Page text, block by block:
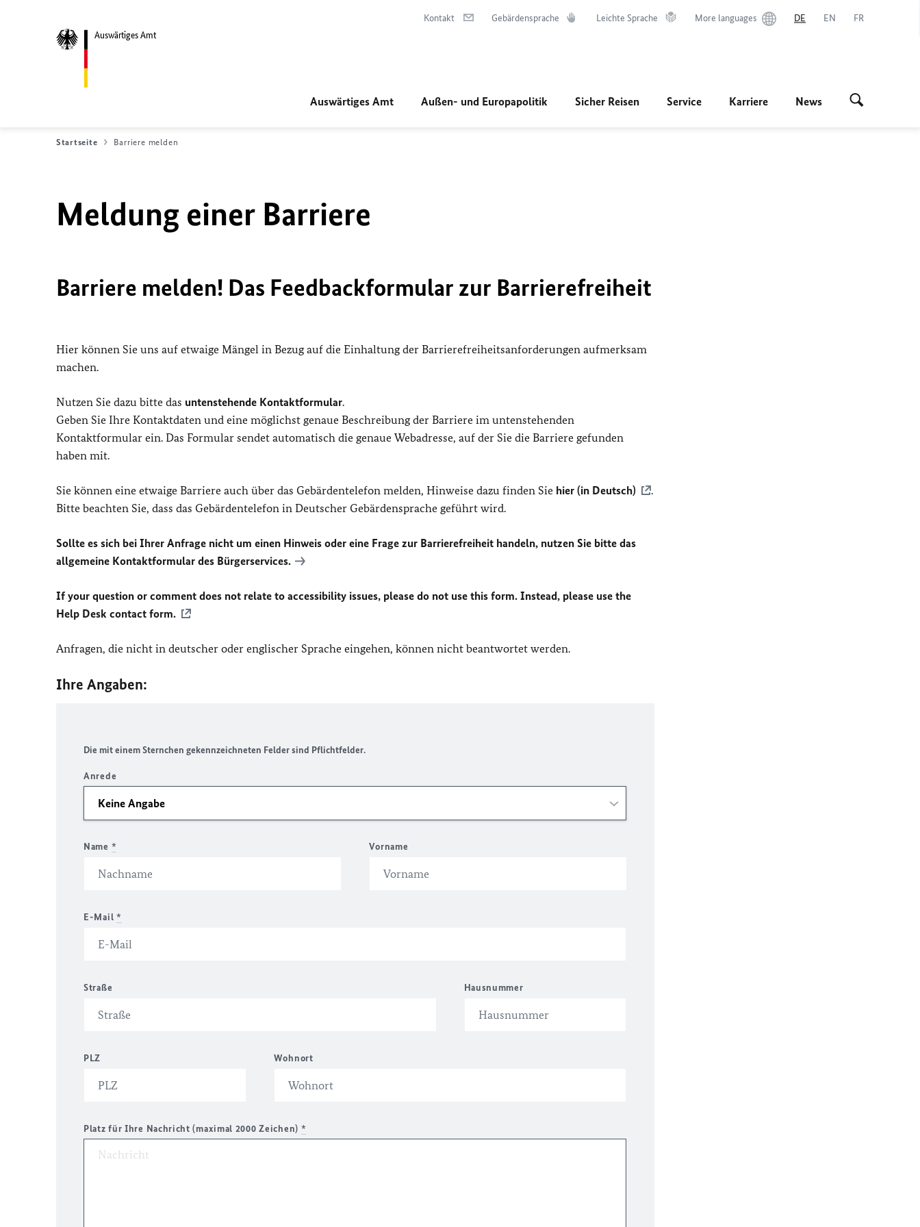
Auswärtiges Amt
Kontakt Gebärdensprache Leichte Sprache More languages DE EN FR
Auswärtiges Amt Außen- und Europapolitik Sicher Reisen Service Karriere News
Startseite Barriere melden
Meldung einer Barriere
Barriere melden! Das Feedbackformular zur Barrierefreiheit
Hier können Sie uns auf etwaige Mängel in Bezug auf die Einhaltung der Barrierefreiheitsanforderungen aufmerksam
machen.
Nutzen Sie dazu bitte das untenstehende Kontaktformular.
Geben Sie Ihre Kontaktdaten und eine möglichst genaue Beschreibung der Barriere im untenstehenden
Kontaktformular ein. Das Formular sendet automatisch die genaue Webadresse, auf der Sie die Barriere gefunden
haben mit.
Sie können eine etwaige Barriere auch über das Gebärdentelefon melden, Hinweise dazu finden Sie hier (in Deutsch)
.
Bitte beachten Sie, dass das Gebärdentelefon in Deutscher Gebärdensprache geführt wird.
Sollte es sich bei Ihrer Anfrage nicht um einen Hinweis oder eine Frage zur Barrierefreiheit handeln, nutzen Sie bitte das
allgemeine Kontaktformular des Bürgerservices.
If your question or comment does not relate to accessibility issues, please do not use this form. Instead, please use the
Help Desk contact form.
Anfragen, die nicht in deutscher oder englischer Sprache eingehen, können nicht beantwortet werden.
Ihre Angaben:
Die mit einem Sternchen gekennzeichneten Felder sind Pflichtfelder.
Anrede
Name * Vorname
E-Mail *
Straße Hausnummer
PLZ Wohnort
Platz für Ihre Nachricht (maximal 2000 Zeichen) *